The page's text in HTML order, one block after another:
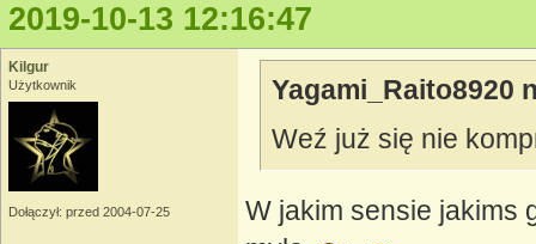
2019-10-13 12:16:47
Kilgur
Użytkownik
Dołączył: przed 2004-07-25
Yagami_Raito8920
Weź już się nie
W jakim sensie jakims